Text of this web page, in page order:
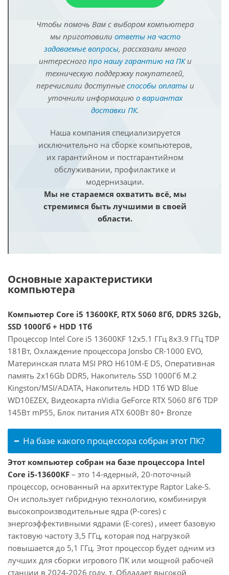
Чтобы помочь Вам с выбором компьютера
мы приготовили ответы на часто
задаваемые вопросы, рассказали много
интересного про нашу гарантию на ПКи
техническую поддержку покупателей,
перечислили доступные способы оплатыи
уточнили информацию о вариантах
доставки ПК.
Наша компания специализируется
исключительно на сборке компьютеров,
их гарантийном и постгарантийном
обслуживании, профилактике и
модернизации.
Мы не стараемся охватить всё, мы
стремимся быть лучшими в своей
области.
Основные характеристики
компьютера
Компьютер Core i5 13600KF, RTX 5060 8Гб, DDR5 32Gb,
SSD 1000Гб + HDD 1Тб
Процессор Intel Core i5 13600KF 12x5.1 ГГц 8x3.9 ГГц TDP
181Вт, Охлаждение процессора Jonsbo CR-1000 EVO,
Материнская плата MSI PRO H610M-E D5, Оперативная
память 2x16Gb DDR5, Накопитель SSD 1000Гб M.2
Kingston/MSI/ADATA, Накопитель HDD 1Тб WD Blue
WD10EZEX, Видеокарта nVidia GeForce RTX 5060 8Гб TDP
145Вт mP55, Блок питания ATX 600Вт 80+ Bronze
На базе какого процессора собран этот ПК?
Этот компьютер собран на базе процессора Intel
Core i5-13600KF – это 14-ядерный, 20-поточный
процессор, основанный на архитектуре Raptor Lake-S.
Он использует гибридную технологию, комбинируя
высокопроизводительные ядра (P-cores) с
энергоэффективными ядрами (E-cores) , имеет базовую
тактовую частоту 3,5 ГГц, которая под нагрузкой
повышается до 5,1 ГГц. Этот процессор будет одним из
лучших для сборки игрового ПК или мощной рабочей
станции в 2024-2026 году, т. Обладает высокой